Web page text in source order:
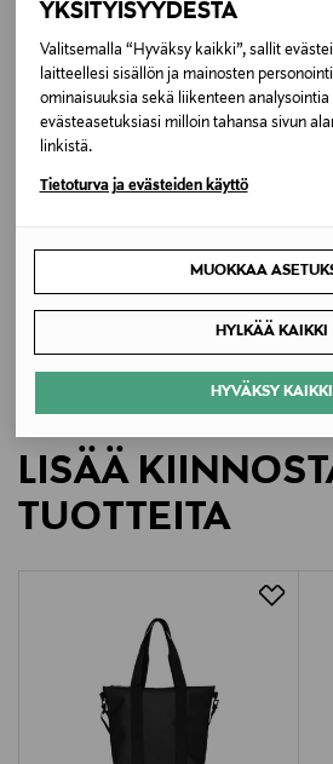
YKSITYISYYDESTÄ
Valitsemalla “Hyväksy kaikki”, sallit
laitteellesi sisällön ja mainosten
ominaisuuksia sekä liikenteen
evästeasetuksiasi milloin tahansa sivun
linkistä.
Tietoturva ja evästeiden käyttö
MUOKKAA
HYLKÄÄ KAIKKI
HYVÄKSY KAIKKI
Kokotiedot
36 x 35 x 13 cm
Väri
01 BLACK
Valmistajan tuotenumero
14180
Valmistajan osoite
Ib Spang Olsens Gade 12, 8200
Digitaalinen osoite
RAINS
Tote Mini W3 - vedenkestävä laukku
LISÄÄ
TUOTTEITA